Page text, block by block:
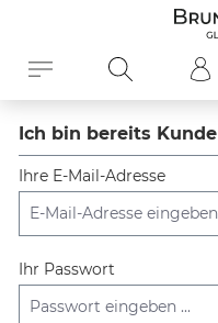
Ich bin bereits Kunde
Ihre E-Mail-Adresse
Ihr Passwort